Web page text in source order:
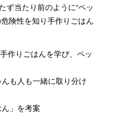
ず当たり前のように“ペッ
危険性を知り手作りごはん
作りごはんを学び、ペッ
も人も一緒に取り分け
ん」を考案